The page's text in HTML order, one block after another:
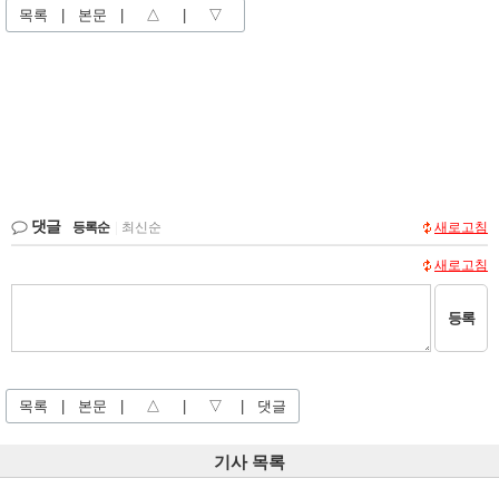
목록 본문 △ ▽
댓글 등록순 최신순 새로고침
새로고침
등록
목록 본문 △ ▽ 댓글
기사 목록